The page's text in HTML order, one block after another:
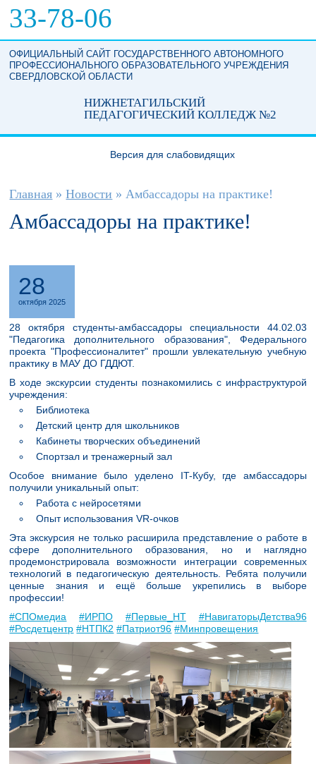
33-78-06
ОФИЦИАЛЬНЫЙ САЙТ ГОСУДАРСТВЕННОГО АВТОНОМНОГО
ПРОФЕССИОНАЛЬНОГО ОБРАЗОВАТЕЛЬНОГО УЧРЕЖДЕНИЯ
СВЕРДЛОВСКОЙ ОБЛАСТИ
НИЖНЕТАГИЛЬСКИЙ
ПЕДАГОГИЧЕСКИЙ КОЛЛЕДЖ №2
Версия для слабовидящих
Вы здесь
Главная » Новости » Амбассадоры на практике!
Амбассадоры на практике!
28
октября 2025
28 октября студенты-амбассадоры специальности 44.02.03
"Педагогика дополнительного образования", Федерального
проекта "Профессионалитет" прошли увлекательную учебную
практику в МАУ ДО ГДДЮТ.
В ходе экскурсии студенты познакомились с инфраструктурой
учреждения:
Библиотека
Детский центр для школьников
Кабинеты творческих объединений
Спортзал и тренажерный зал
Особое внимание было уделено IT-Кубу, где амбассадоры
получили уникальный опыт:
Работа с нейросетями
Опыт использования VR-очков
Эта экскурсия не только расширила представление о работе в
сфере дополнительного образования, но и наглядно
продемонстрировала возможности интеграции современных
технологий в педагогическую деятельность. Ребята получили
ценные знания и ещё больше укрепились в выборе
профессии!
#СПОмедиа
#ИРПО #Первые_НТ
#НавигаторыДетства96
#Росдетцентр #НТПК2 #Патриот96 #Минпровещения